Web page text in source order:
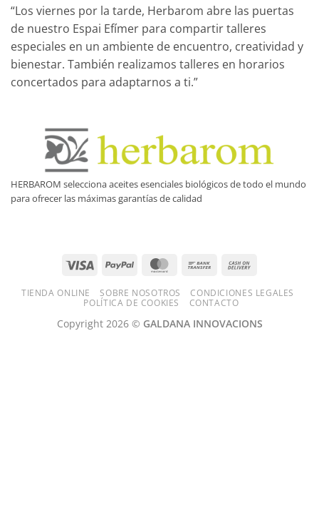
“Los viernes por la tarde, Herbarom abre las puertas
de nuestro Espai Efímer para compartir talleres
especiales en un ambiente de encuentro, creatividad y
bienestar. También realizamos talleres en horarios
concertados para adaptarnos a ti.”
HERBAROM selecciona aceites esenciales biológicos de todo el mundo
para ofrecer las máximas garantías de calidad
Visa PayPal MasterCardBank
Delivery
TIENDA ONLINE SOBRE NOSOTROS
CONDICIONES LEGALES
POLÍTICA DE COOKIES
CONTACTO
Copyright 2026 © GALDANA INNOVACIONS